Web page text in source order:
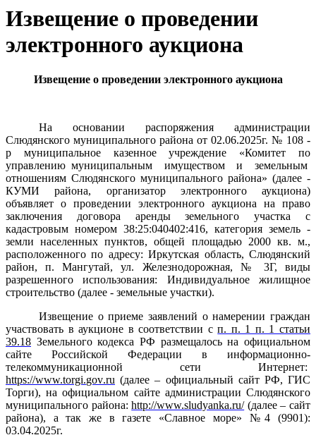
Извещение о проведении
электронного аукциона
Извещение о проведении электронного аукциона
На основании распоряжения администрации
Слюдянского муниципального района от 02.06.2025г. № 108 -
р муниципальное казенное учреждение «Комитет по
управлению муниципальным
имуществом и
земельным
отношениям Слюдянского муниципального района» (далее -
КУМИ района, организатор электронного аукциона)
объявляет о проведении электронного аукциона на право
заключения договора аренды земельного участка с
кадастровым номером 38:25:040402:416, категория земель -
земли населенных пунктов, общей площадью 2000 кв. м.,
расположенного по адресу: Иркутская область, Слюдянский
район, п. Мангутай, ул. Железнодорожная, № 3Г, виды
разрешенного использования: Индивидуальное жилищное
строительство (далее - земельные участки).
Извещение о приеме заявлений о намерении граждан
участвовать в аукционе в соответствии сп. п. 1 п. 1 статьи
39.18 Земельного кодекса РФ размещалось на официальном
сайте Российской Федерации в информационно-
телекоммуникационной сети Интернет:
https://www.torgi.gov.ru (далее – официальный сайт РФ, ГИС
Торги), на официальном сайте администрации Слюдянского
муниципального района:http://www.sludyanka.ru/(далее – сайт
района), а так же в газете «Славное море» №4 (9901):
03.04.2025г.